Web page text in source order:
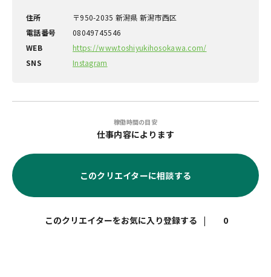
住所
〒950-2035 新潟県 新潟市西区
電話番号
08049745546
WEB
https://www.toshiyukihosokawa.com/
SNS
Instagram
稼働時間の目安
仕事内容によります
このクリエイターに相談する
| 0